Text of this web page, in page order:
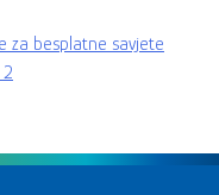
za besplatne savjete